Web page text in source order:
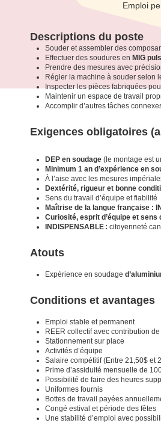
Emploi
Descriptions du poste
Souder et assembler des
Effectuer des soudures en MIG
Prendre des mesures avec
Régler la machine à souder selon
Inspecter les pièces fabriquées
Maintenir un espace de travail
Accomplir d’autres tâches
Exigences obligatoires
DEP en soudage (le montage est
Minimum 1 an d’expérience en
À l’aise avec les mesures
Dextérité, rigueur et bonne
Sens du travail d’équipe et fiabilité
Maîtrise de la langue française :
Curiosité, esprit d’équipe et
INDISPENSABLE : citoyenneté
Atouts
Expérience en soudage
Conditions et avantages
Emploi stable et permanent
REER collectif avec contribution de
Stationnement sur place
Activités d’équipe
Salaire compétitif (Entre 21,50$ et
Prime d’assiduité mensuelle de
Possibilité de faire des heures
Uniformes fournis
Bottes de travail payées
Congé estival et période des fêtes
Une stabilité d’emploi avec